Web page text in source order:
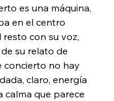
es una máquina,
en el centro
con su voz,
su relato de
concierto no hay
claro, energía
calma que parece